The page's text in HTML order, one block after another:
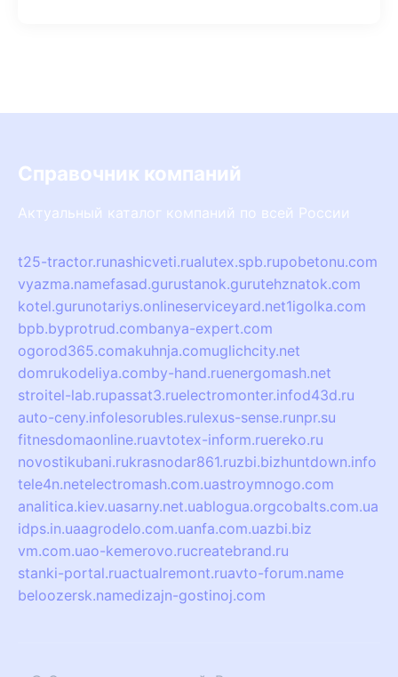
Справочник компаний
Актуальный каталог компаний по всей России
t25-tractor.runashicveti.rualutex.spb.rupobetonu.com
vyazma.namefasad.gurustanok.gurutehznatok.com
kotel.gurunotariys.onlineserviceyard.net1igolka.com
bpb.byprotrud.combanya-expert.com
ogorod365.comakuhnja.comuglichcity.net
domrukodeliya.comby-hand.ruenergomash.net
stroitel-lab.rupassat3.ruelectromonter.infod43d.ru
auto-ceny.infolesorubles.rulexus-sense.runpr.su
fitnesdomaonline.ruavtotex-inform.ruereko.ru
novostikubani.rukrasnodar861.ruzbi.bizhuntdown.info
tele4n.netelectromash.com.uastroymnogo.com
analitica.kiev.uasarny.net.uablogua.orgcobalts.com.ua
idps.in.uaagrodelo.com.uanfa.com.uazbi.biz
vm.com.uao-kemerovo.rucreatebrand.ru
stanki-portal.ruactualremont.ruavto-forum.name
beloozersk.namedizajn-gostinoj.com